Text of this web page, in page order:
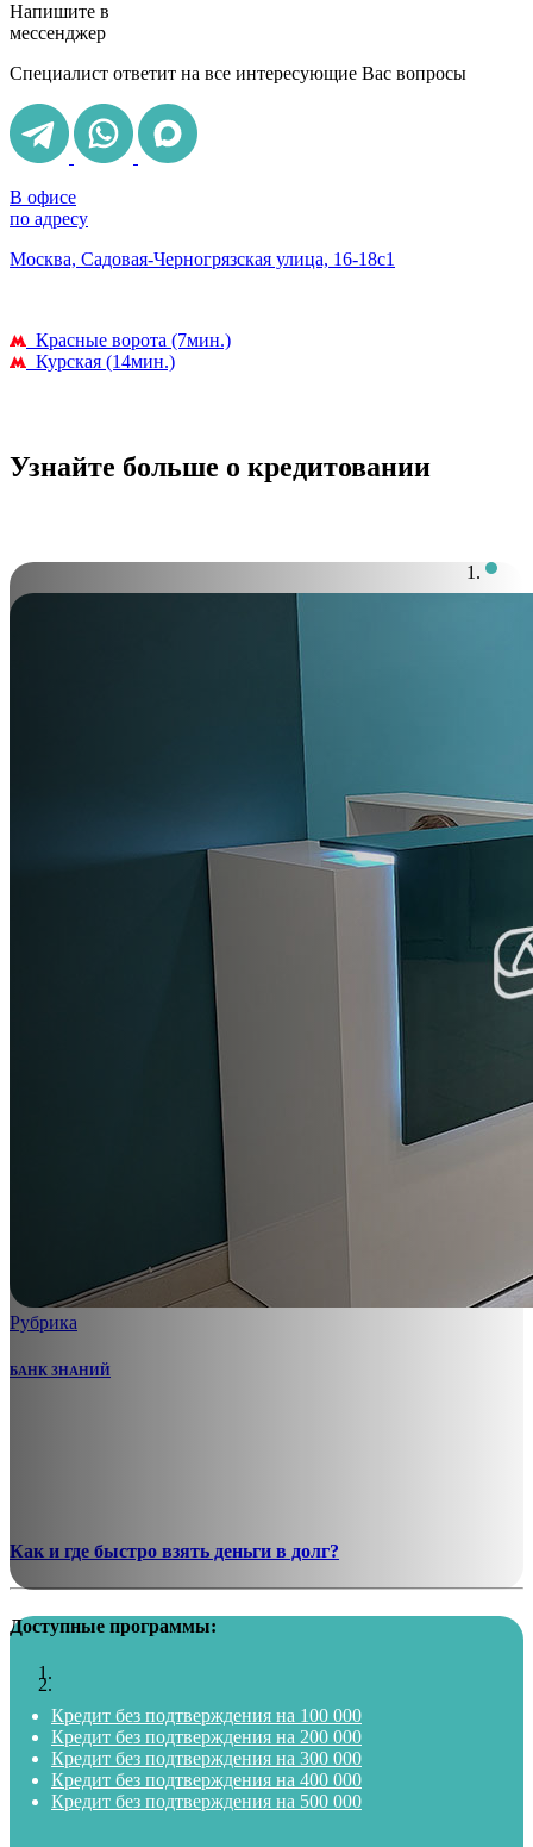
Напишите в
мессенджер
Специалист ответит на все интересующие Вас вопросы
В офисе
по адресу
Москва, Садовая-Черногрязская улица, 16-18с1
Красные ворота (7мин.)
Курская (14мин.)
Узнайте больше о кредитовании
Рубрика
БАНК ЗНАНИЙ
Как и где быстро взять деньги в долг?
Доступные программы:
Кредит без подтверждения на 100 000
Кредит без подтверждения на 200 000
Кредит без подтверждения на 300 000
Кредит без подтверждения на 400 000
Кредит без подтверждения на 500 000